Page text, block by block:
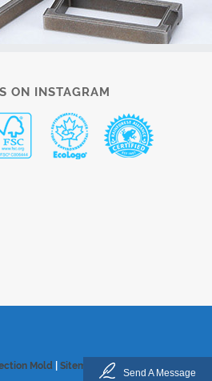
ON INSTAGRAM
Mold| Sitemap
Send A Message